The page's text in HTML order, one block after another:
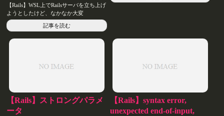
【Rails】WSL上でRailsサーバを立ち上げ
ようとしたけど、なかなか大変
記事を読む
【Rails】ストロングパラメ
ータ
【Rails】syntax error,
unexpected end-of-input,